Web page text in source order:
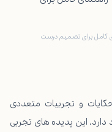
کامل برای تصمیم درست
و تجربیات متعددی
این پدیده های تجربی